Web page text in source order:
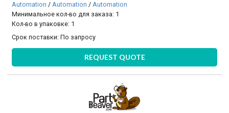
Automation /Automation /Automation
Минимальное кол-во для заказа: 1
Кол-во в упаковке: 1
Срок поставки:По запросу
REQUEST QUOTE